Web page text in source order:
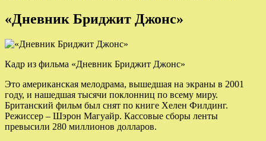
«Дневник Бриджит Джонс»
Кадр из фильма «Дневник Бриджит Джонс»
Это американская мелодрама, вышедшая на экраны в 2001
году, и нашедшая тысячи поклонниц по всему миру.
Британский фильм был снят по книге Хелен Филдинг.
Режиссер – Шэрон Магуайр. Кассовые сборы ленты
превысили 280 миллионов долларов.